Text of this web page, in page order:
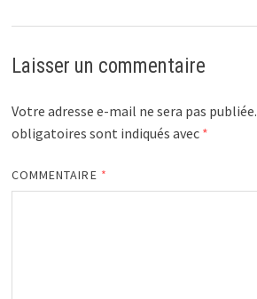
Laisser un commentaire
Votre adresse e-mail ne sera pas publiée.
obligatoires sont indiqués avec *
COMMENTAIRE *